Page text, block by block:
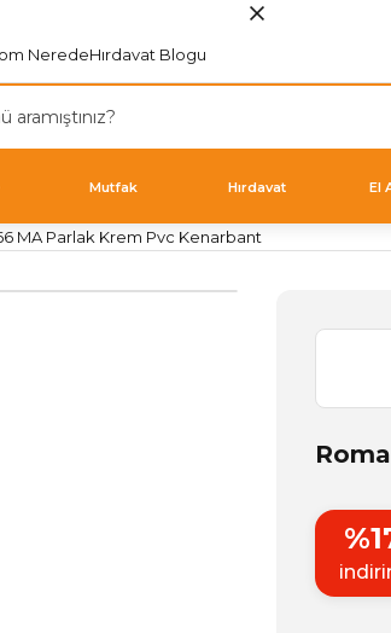
NeredeHırdavat Blogu
Mutfak Hırdavat El
MA Parlak Krem Pvc Kenarbant